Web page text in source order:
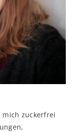
mich zuckerfrei